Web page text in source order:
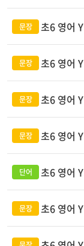
초6 영어
초6 영어
초6 영어
초6 영어
초6 영어
초6 영어